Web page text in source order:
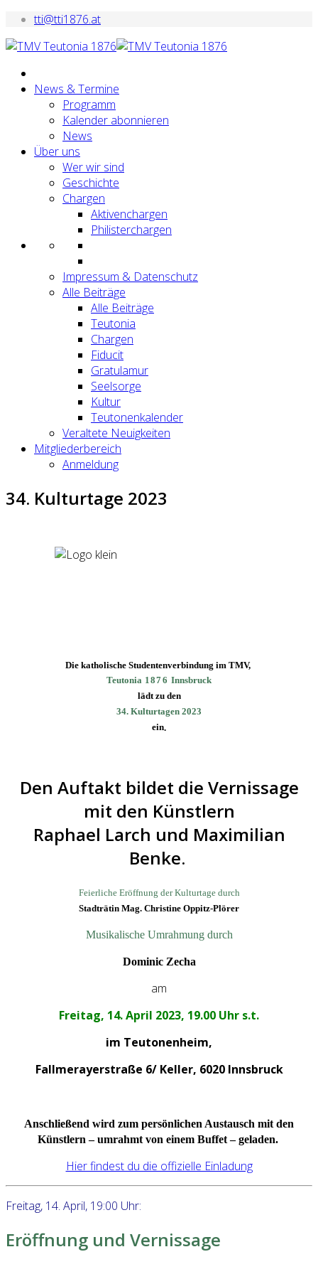
tti@tti1876.at
News & Termine
Programm
Kalender abonnieren
News
Über uns
Wer wir sind
Geschichte
Chargen
Aktivenchargen
Philisterchargen
Impressum & Datenschutz
Alle Beiträge
Alle Beiträge
Teutonia
Chargen
Fiducit
Gratulamur
Seelsorge
Kultur
Teutonenkalender
Veraltete Neuigkeiten
Mitgliederbereich
Anmeldung
34. Kulturtage 2023
Die katholische Studentenverbindung im TMV,
Teutonia 1876 Innsbruck
lädt zu den
34. Kulturtagen 2023
ein.
Den Auftakt bildet die Vernissage
mit den Künstlern
Raphael Larch und Maximilian
Benke.
Feierliche Eröffnung der Kulturtage durch
Stadträtin Mag. Christine Oppitz-Plörer
Musikalische Umrahmung durch
Dominic Zecha
am
Freitag, 14. April 2023, 19.00 Uhr s.t.
im Teutonenheim,
Fallmerayerstraße 6/ Keller, 6020 Innsbruck
Anschließend wird zum persönlichen Austausch mit den
Künstlern – umrahmt von einem Buffet – geladen.
Hier findest du die offizielle Einladung
Freitag, 14. April, 19:00 Uhr:
Eröffnung und Vernissage